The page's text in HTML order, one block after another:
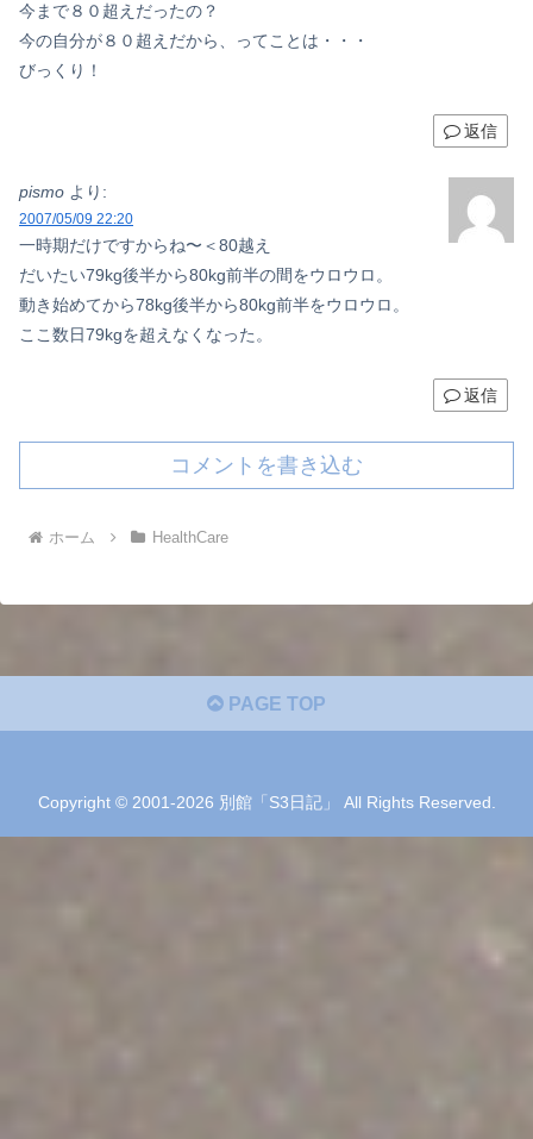
今まで８０超えだったの？
今の自分が８０超えだから、ってことは・・・
びっくり！
返信
pismo より:
2007/05/09 22:20
一時期だけですからね〜＜80越え
だいたい79kg後半から80kg前半の間をウロウロ。
動き始めてから78kg後半から80kg前半をウロウロ。
ここ数日79kgを超えなくなった。
返信
コメントを書き込む
ホーム HealthCare
PAGE TOP
Copyright © 2001-2026 別館「S3日記」 All Rights Reserved.